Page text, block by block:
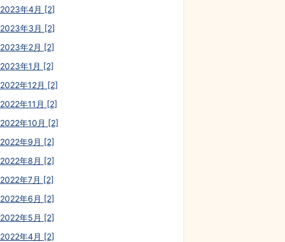
2023年4月 [2]
2023年3月 [2]
2023年2月 [2]
2023年1月 [2]
2022年12月 [2]
2022年11月 [2]
2022年10月 [2]
2022年9月 [2]
2022年8月 [2]
2022年7月 [2]
2022年6月 [2]
2022年5月 [2]
2022年4月 [2]